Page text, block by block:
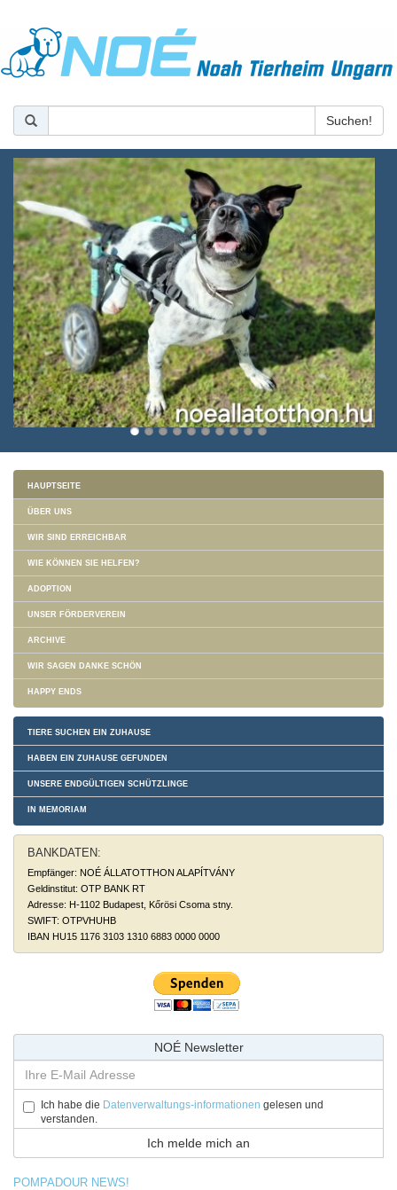
HAUPTSEITE
ÜBER UNS
WIR SIND ERREICHBAR
WIE KÖNNEN SIE HELFEN?
ADOPTION
UNSER FÖRDERVEREIN
ARCHIVE
WIR SAGEN DANKE SCHÖN
HAPPY ENDS
TIERE SUCHEN EIN ZUHAUSE
HABEN EIN ZUHAUSE GEFUNDEN
UNSERE ENDGÜLTIGEN SCHÜTZLINGE
IN MEMORIAM
BANKDATEN:
Empfänger: NOÉ ÁLLATOTTHON ALAPÍTVÁNY
Geldinstitut: OTP BANK RT
Adresse: H-1102 Budapest, Kőrösi Csoma stny.
SWIFT: OTPVHUHB
IBAN HU15 1176 3103 1310 6883 0000 0000
NOÉ Newsletter
Ich habe die Datenverwaltungs-informationen gelesen und
verstanden.
POMPADOUR NEWS!